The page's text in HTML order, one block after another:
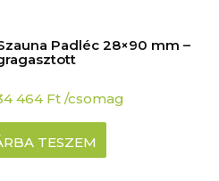
Padléc 28×90 mm –
464 Ft /csomag
TESZEM